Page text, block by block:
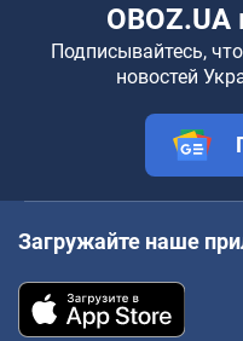
Подписывайтесь,
новостей
Загружайте наше